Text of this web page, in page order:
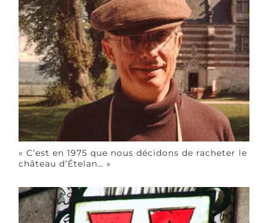
« C’est en 1975 que nous décidons de racheter le
château d’Ételan… »